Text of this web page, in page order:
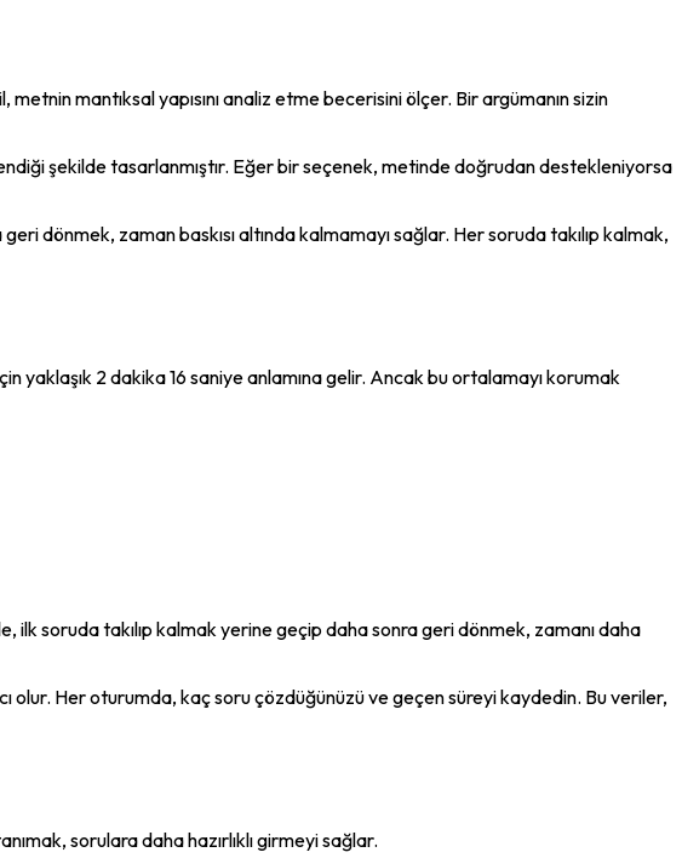
mantıksal yapısını analiz etme becerisini ölçer. Bir argümanın sizin
şekilde tasarlanmıştır. Eğer bir seçenek, metinde doğrudan destekleniyorsa
dönmek, zaman baskısı altında kalmamayı sağlar. Her soruda takılıp kalmak,
2 dakika 16 saniye anlamına gelir. Ancak bu ortalamayı korumak
soruda takılıp kalmak yerine geçip daha sonra geri dönmek, zamanı daha
olur. Her oturumda, kaç soru çözdüğünüzü ve geçen süreyi kaydedin. Bu veriler,
sorulara daha hazırlıklı girmeyi sağlar.